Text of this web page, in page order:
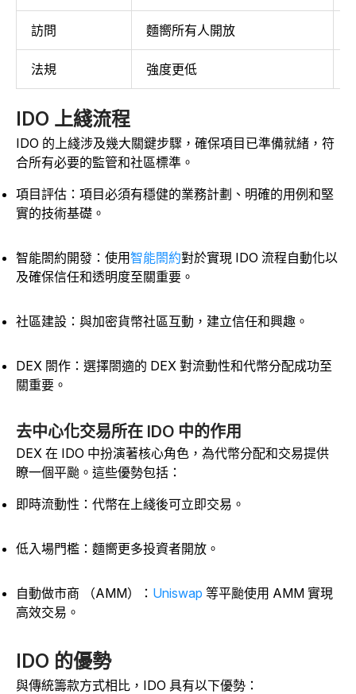
訪問 麵嚮所有人開放
法規 強度更低
IDO 上綫流程
IDO 的上綫涉及幾大關鍵步驟，確保項目已準備就緒，符
合所有必要的監管和社區標準。
項目評估：項目必須有穩健的業務計劃、明確的用例和堅
實的技術基礎。
智能閤約開發：使用智能閤約對於實現 IDO 流程自動化以
及確保信任和透明度至關重要。
社區建設：與加密貨幣社區互動，建立信任和興趣。
DEX 閤作：選擇閤適的 DEX 對流動性和代幣分配成功至
關重要。
去中心化交易所在 IDO 中的作用
DEX 在 IDO 中扮演著核心角色，為代幣分配和交易提供
瞭一個平颱。這些優勢包括：
即時流動性：代幣在上綫後可立即交易。
低入場門檻：麵嚮更多投資者開放。
自動做市商 （AMM）： Uniswap 等平颱使用 AMM 實現
高效交易。
IDO 的優勢
與傳統籌款方式相比，IDO 具有以下優勢：